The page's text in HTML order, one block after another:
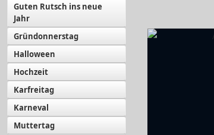
Guten Rutsch ins neue
Jahr
Gründonnerstag
Halloween
Hochzeit
Karfreitag
Karneval
Muttertag